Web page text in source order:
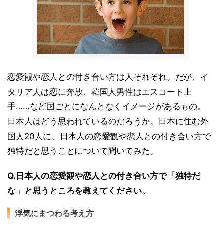
恋愛観や恋人との付き合い方は人それぞれ。だが、イ
タリア人は恋に奔放、韓国人男性はエスコート上
手……など国ごとになんとなくイメージがあるもの。
日本人はどう思われているのだろうか。日本に住む外
国人20人に、日本人の恋愛観や恋人との付き合い方で
独特だと思うことについて聞いてみた。
Q.日本人の恋愛観や恋人との付き合い方で「独特だ
な」と思うところを教えてください。
浮気にまつわる考え方